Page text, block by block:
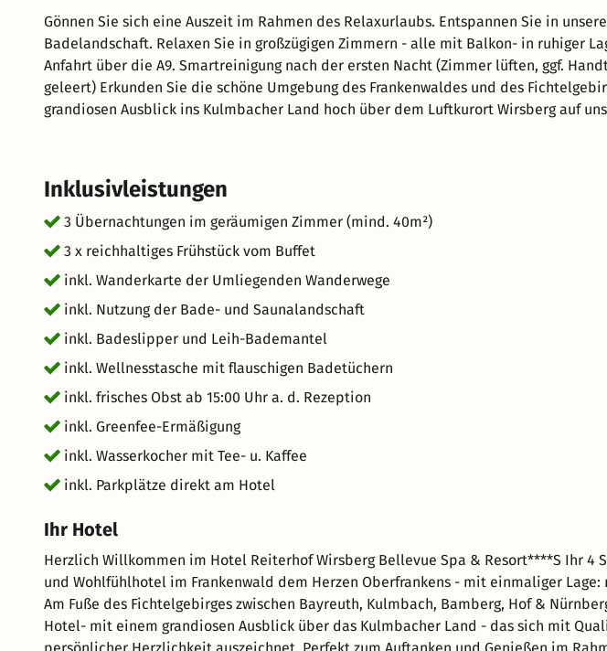
Gönnen Sie sich eine Auszeit im Rahmen des Relaxurlaubs. Entspannen Sie in
Badelandschaft. Relaxen Sie in großzügigen Zimmern - alle mit Balkon- in ruhiger Lage mit dennoch kurzer
Anfahrt über die A9. Smartreinigung nach der ersten Nacht (Zimmer lüften, ggf.
geleert) Erkunden Sie die schöne Umgebung des Frankenwaldes und des Fichtelgebirges. Genießen Sie den
grandiosen Ausblick ins Kulmbacher Land hoch über dem Luftkurort Wirsberg auf
Panoramablick und genießen Sie die wildromantische Landschaft im Hotelgarten,
Aufenthaltszeitraum: 01.01. bis 31.03. erhalten Sie ein Salz Öl Duschpeeling zur
eine Eintrittskarte p. Pers. f. d. Deutsche Dampflokmuseum in Neuenmarkt Aufenthaltszeitraum: 01.04. bis 23.07.
erhalten Sie eine Eintrittskarte p. Pers. für den Wildpark in Mehlmeisel Aufenthaltszeitraum: 28.08. bis 23.12.
erhalten Sie ein Salz Öl Duschpeeling zur Eigenanwendung p. Person. Weitere Angebote: Freuen Sie sich auf
weitere attraktive Relax-Angebote mit 4 oder 6 Übernachtungen, sowie unserer
7 zahlen.
Inklusivleistungen
3 Übernachtungen im geräumigen Zimmer (mind. 40m²)
3 x reichhaltiges Frühstück vom Buffet
inkl. Wanderkarte der Umliegenden Wanderwege
inkl. Nutzung der Bade- und Saunalandschaft
inkl. Badeslipper und Leih-Bademantel
inkl. Wellnesstasche mit flauschigen Badetüchern
inkl. frisches Obst ab 15:00 Uhr a. d. Rezeption
inkl. Greenfee-Ermäßigung
inkl. Wasserkocher mit Tee- u. Kaffee
inkl. Parkplätze direkt am Hotel
Ihr Hotel
Herzlich Willkommen im Hotel Reiterhof Wirsberg Bellevue Spa & Resort****S Ihr 4 Sterne Superior Wellness-
und Wohlfühlhotel im Frankenwald dem Herzen Oberfrankens - mit einmaliger Lage:
Am Fuße des Fichtelgebirges zwischen Bayreuth, Kulmbach, Bamberg, Hof & Nürnberg. Ein
Hotel- mit einem grandiosen Ausblick über das Kulmbacher Land - das sich mit